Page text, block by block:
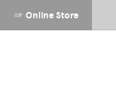
☞ Online Store